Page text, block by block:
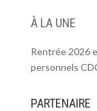
À LA UNE
Rentrée 2026
personnels
PARTENAIRE